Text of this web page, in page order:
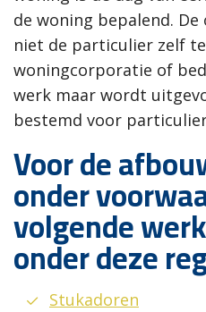
de woning bepalend.
niet de particulier zelf
woningcorporatie of
werk maar wordt
bestemd voor
Voor de
onder
volgende
onder deze
Stukadoren